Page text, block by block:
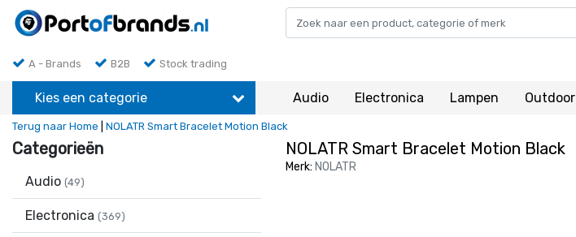
A - Brands B2B Stock trading
Kies een categorie Audio Electronica Lampen Outdoor
Terug naar Home NOLATR Smart Bracelet Motion Black
Categorieën
Audio (49)
Electronica (369)
NOLATR Smart Bracelet Motion Black
Merk: NOLATR